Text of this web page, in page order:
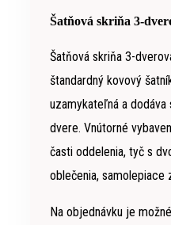
Šatňová skriňa 3-
Šatňová skriňa 3-
štandardný kovový
uzamykateľná a
dvere. Vnútorné
časti oddelenia, tyč s
oblečenia, samolepiace
Na objednávku je